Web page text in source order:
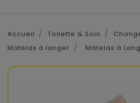
Accueil Toilette & Soin
Matelas à langer
Matelas à